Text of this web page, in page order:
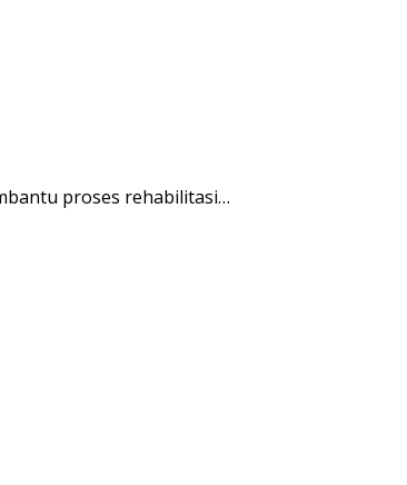
proses rehabilitasi…